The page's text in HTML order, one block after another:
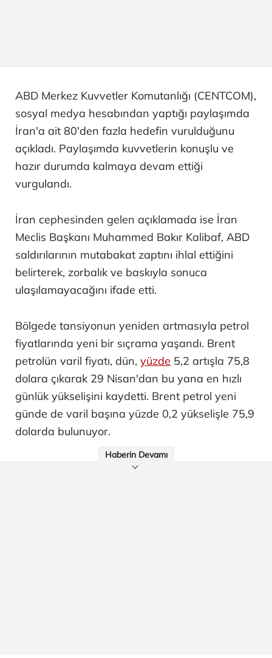
ABD Merkez Kuvvetler Komutanlığı (CENTCOM),
sosyal medya hesabından yaptığı paylaşımda
İran'a ait 80'den fazla hedefin vurulduğunu
açıkladı. Paylaşımda kuvvetlerin konuşlu ve
hazır durumda kalmaya devam ettiği
vurgulandı.
İran cephesinden gelen açıklamada ise İran
Meclis Başkanı Muhammed Bakır Kalibaf, ABD
saldırılarının mutabakat zaptını ihlal ettiğini
belirterek, zorbalık ve baskıyla sonuca
ulaşılamayacağını ifade etti.
Bölgede tansiyonun yeniden artmasıyla petrol
fiyatlarında yeni bir sıçrama yaşandı. Brent
petrolün varil fiyatı, dün, yüzde 5,2 artışla 75,8
dolara çıkarak 29 Nisan'dan bu yana en hızlı
günlük yükselişini kaydetti. Brent petrol yeni
günde de varil başına yüzde 0,2 yükselişle 75,9
dolarda bulunuyor.
Haberin Devamı